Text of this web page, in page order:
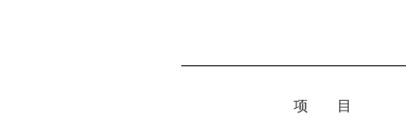
项 目